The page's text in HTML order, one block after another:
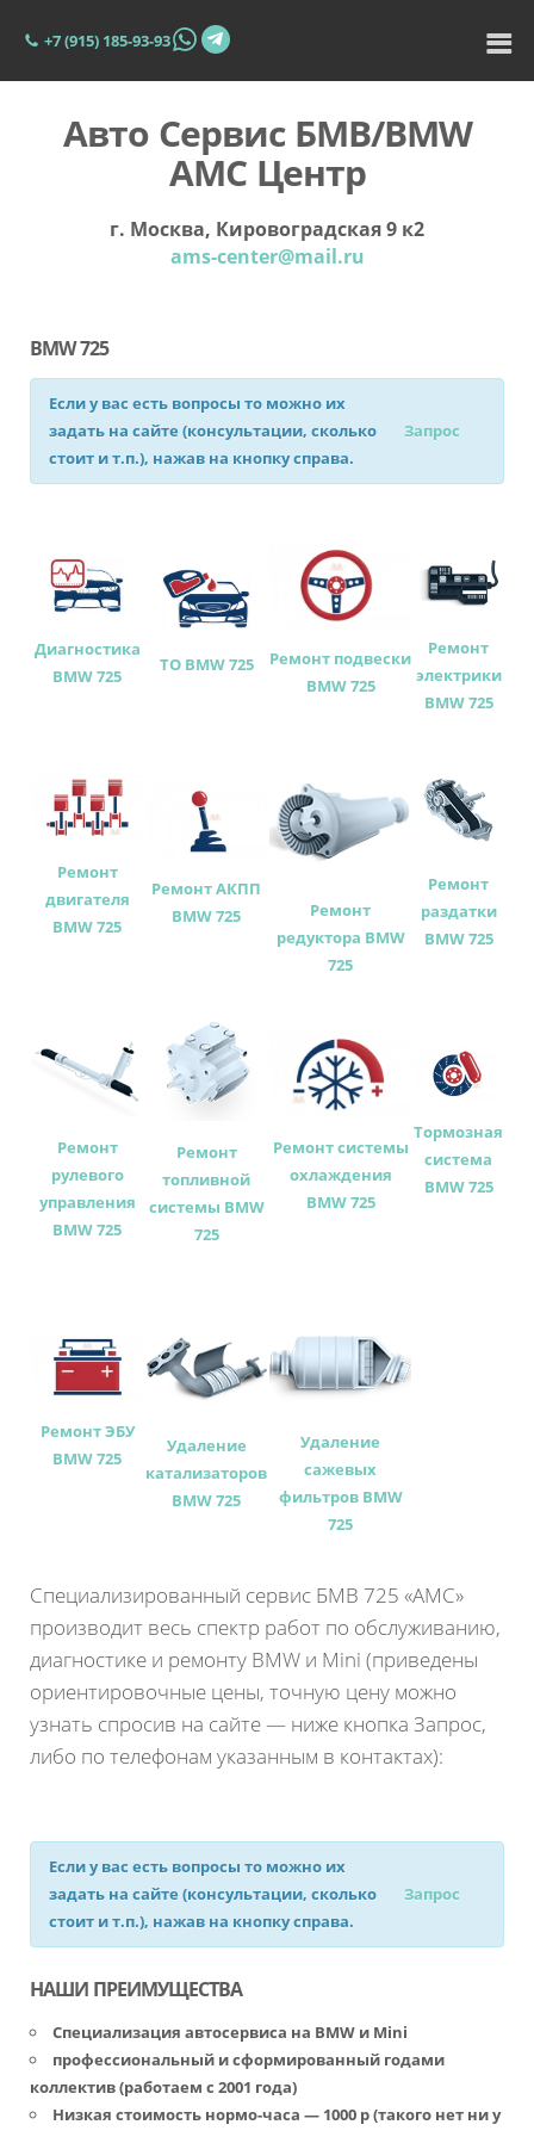
+7 (915) 185-93-93
Авто Сервис БМВ/BMW
АМС Центр
г. Москва, Кировоградская 9 к2
ams-center@mail.ru
BMW 725
Если у вас есть вопросы то можно их
задать на сайте (консультации, сколько
стоит и т.п.), нажав на кнопку справа.
Запрос
Диагностика
BMW 725
ТО BMW 725
Ремонт подвески
BMW 725
Ремонт
электрики
BMW 725
Ремонт
двигателя
BMW 725
Ремонт АКПП
BMW 725
Ремонт
редуктора BMW
725
Ремонт
раздатки
BMW 725
Ремонт
рулевого
управления
BMW 725
Ремонт
топливной
системы BMW
725
Ремонт системы
охлаждения
BMW 725
Тормозная
система
BMW 725
Ремонт ЭБУ
BMW 725
Удаление
катализаторов
BMW 725
Удаление
сажевых
фильтров BMW
725
Специализированный сервис БМВ 725 «АМС»
производит весь спектр работ по обслуживанию,
диагностике и ремонту BMW и Mini (приведены
ориентировочные цены, точную цену можно
узнать спросив на сайте — ниже кнопка Запрос,
либо по телефонам указанным в контактах):
Если у вас есть вопросы то можно их
задать на сайте (консультации, сколько
стоит и т.п.), нажав на кнопку справа.
Запрос
НАШИ ПРЕИМУЩЕСТВА
Специализация автосервиса на BMW и Mini
профессиональный и сформированный годами
коллектив (работаем с 2001 года)
Низкая стоимость нормо-часа — 1000 р (такого нет ни у